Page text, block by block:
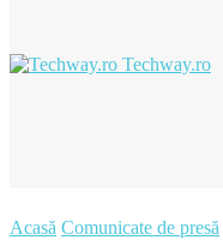
Techway.ro
Acasă Comunicate de presă